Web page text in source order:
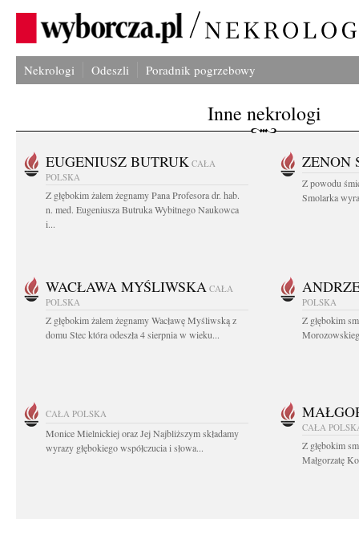
Nekrologi Odeszli Poradnik pogrzebowy
Inne nekrologi
EUGENIUSZ BUTRUK CAŁA
POLSKA
Z głębokim żalem żegnamy Pana Profesora dr. hab.
n. med. Eugeniusza Butruka Wybitnego Naukowca
i...
ZENON
Z powodu
Smolarka
WACŁAWA MYŚLIWSKA CAŁA
POLSKA
Z głębokim żalem żegnamy Wacławę Myśliwską z
domu Stec która odeszła 4 sierpnia w wieku...
POLSKA
Z głębokim
CAŁA POLSKA
Monice Mielnickiej oraz Jej Najbliższym składamy
wyrazy głębokiego współczucia i słowa...
CAŁA
Z głębokim
Małgorzatę